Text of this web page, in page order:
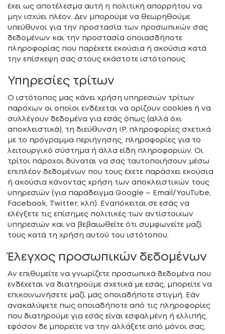
έχει ως αποτέλεσμα αυτή η πολιτική απορρήτου να
μην ισχύει πλέον. Δεν μπορούμε να θεωρηθούμε
υπεύθυνοι για την προστασία των προσωπικών σας
δεδομένων και την προστασία οποιασδήποτε
πληροφορίας που παρέχετε εκούσια ή ακούσια κατά
την επίσκεψη σας στους εκάστοτε ιστότοπους.
Υπηρεσίες τρίτων
Ο ιστότοπος μας κάνει χρήση υπηρεσιών τρίτων
παρόχων οι οποίοι ενδέχεται να ορίζουν cookies ή να
συλλέγουν δεδομένα για εσάς όπως (αλλά όχι
αποκλειστικά), τη διεύθυνση IP, πληροφορίες σχετικά
με το πρόγραμμα περιήγησης, πληροφορίες για το
λειτουργικό σύστημα ή άλλα είδη πληροφοριών. Οι
τρίτοι πάροχοι δύναται να σας ταυτοποιήσουν μέσω
επιπλέον δεδομένων που τους έχετε παράσχει εκούσια
ή ακούσια κάνοντας χρήση των αποκλειστικών τους
υπηρεσιών (για παράδειγμα Google – Email/YouTube,
Facebook, Twitter, κλπ). Εναπόκειται σε εσάς να
ελέγξετε τις επίσημες πολιτικές των αντίστοιχων
υπηρεσιών και να βεβαιωθείτε ότι συμφωνείτε μαζί
τους κατά τη χρήση αυτού του ιστότοπου.
Έλεγχος προσωπικών δεδομένων
Αν επιθυμείτε να γνωρίζετε προσωπικά δεδομένα που
ενδέχεται να διατηρούμε σχετικά με εσάς, μπορείτε να
επικοινωνήσετε μαζί μας οποιαδήποτε στιγμή. Εάν
ανακαλύψετε πως οποιαδήποτε από τις πληροφορίες
που διατηρούμε για εσάς είναι εσφαλμένη ή ελλιπής,
εφόσον δε μπορείτε να την αλλάξετε από μόνοι σας,